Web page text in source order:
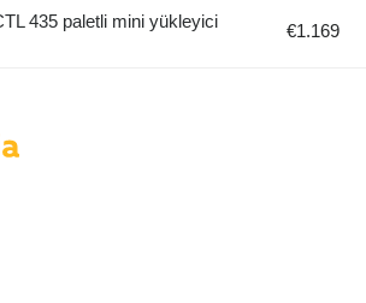
435 paletli mini yükleyici
€1.169